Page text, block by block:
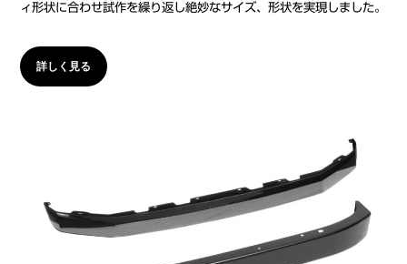
ィ形状に合わせ試作を繰り返し絶妙なサイズ、形状を実現しました。
詳しく見る